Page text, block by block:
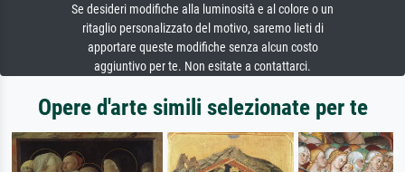
Se desideri modifiche alla luminosità e al colore o un
ritaglio personalizzato del motivo, saremo lieti di
apportare queste modifiche senza alcun costo
aggiuntivo per te. Non esitate a contattarci.
Opere d'arte simili selezionate per te